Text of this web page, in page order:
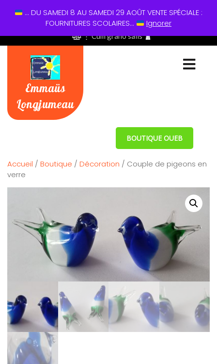
01 60 49 13 60
⋮ Cum grano salis
Emmaüs
Longjumeau
BOUTIQUE OUEB
Accueil / Boutique / Décoration / Couple de pigeons en
verre
... DU SAMEDI 8 AU SAMEDI 29 AOÛT VENTE SPÉCIALE :
FOURNITURES SCOLAIRES...
Ignorer